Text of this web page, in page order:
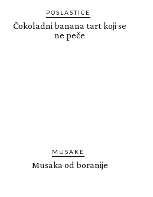
POSLASTICE
Čokoladni banana tart koji se
ne peče
MUSAKE
Musaka od boranije